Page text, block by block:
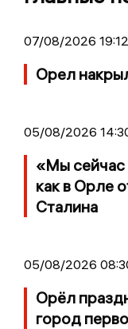
07/08/2026 19:12
Орел
05/08/2026
«Мы сейчас
как в Орле
Сталина
05/08/2026
Орёл
город